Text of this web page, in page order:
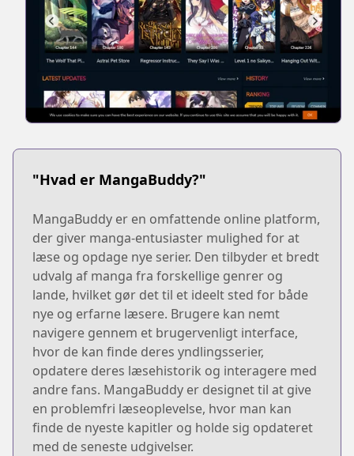
"Hvad er MangaBuddy?"
MangaBuddy er en omfattende online platform,
der giver manga-entusiaster mulighed for at
læse og opdage nye serier. Den tilbyder et bredt
udvalg af manga fra forskellige genrer og
lande, hvilket gør det til et ideelt sted for både
nye og erfarne læsere. Brugere kan nemt
navigere gennem et brugervenligt interface,
hvor de kan finde deres yndlingsserier,
opdatere deres læsehistorik og interagere med
andre fans. MangaBuddy er designet til at give
en problemfri læseoplevelse, hvor man kan
finde de nyeste kapitler og holde sig opdateret
med de seneste udgivelser.